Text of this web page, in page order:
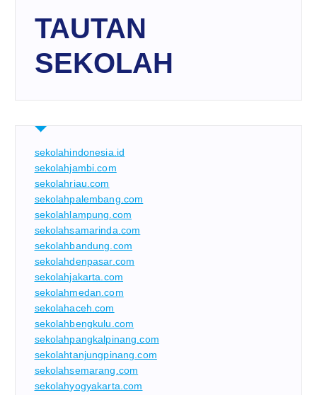
TAUTAN
SEKOLAH
sekolahindonesia.id
sekolahjambi.com
sekolahriau.com
sekolahpalembang.com
sekolahlampung.com
sekolahsamarinda.com
sekolahbandung.com
sekolahdenpasar.com
sekolahjakarta.com
sekolahmedan.com
sekolahaceh.com
sekolahbengkulu.com
sekolahpangkalpinang.com
sekolahtanjungpinang.com
sekolahsemarang.com
sekolahyogyakarta.com